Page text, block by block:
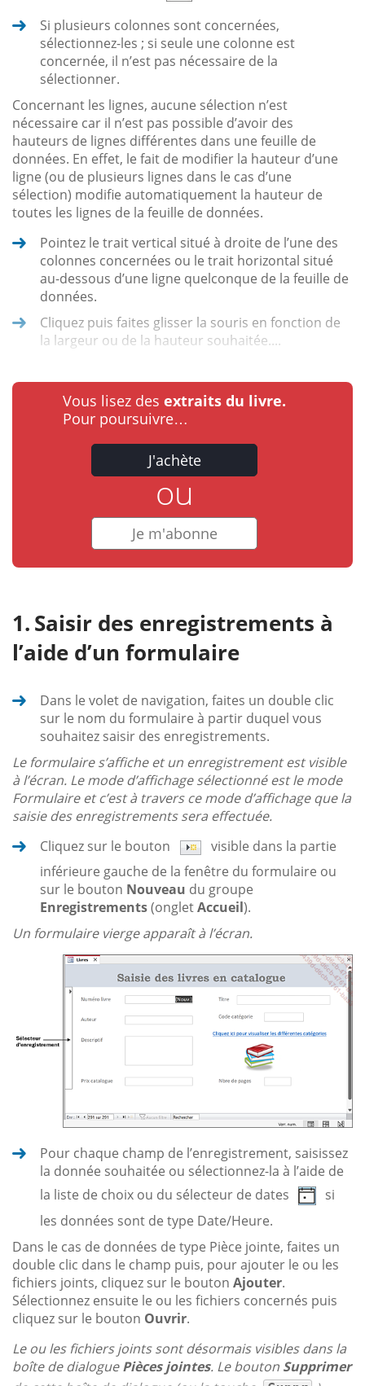
Si plusieurs colonnes sont concernées,
sélectionnez-les ; si seule une colonne est
concernée, il n’est pas nécessaire de la
sélectionner.
Concernant les lignes, aucune sélection n’est
nécessaire car il n’est pas possible d’avoir des
hauteurs de lignes différentes dans une feuille de
données. En effet, le fait de modifier la hauteur d’une
ligne (ou de plusieurs lignes dans le cas d’une
sélection) modifie automatiquement la hauteur de
toutes les lignes de la feuille de données.
Pointez le trait vertical situé à droite de l’une des
colonnes concernées ou le trait horizontal situé
au-dessous d’une ligne quelconque de la feuille de
données.
Cliquez puis faites glisser la souris en fonction de
la largeur ou de la hauteur souhaitée....
Vous lisez des extraits du livre.
Pour poursuivre…
J'achète
ou
Je m'abonne
Saisir des enregistrements à
l’aide d’un formulaire
Dans le volet de navigation, faites un double clic
sur le nom du formulaire à partir duquel vous
souhaitez saisir des enregistrements.
Le formulaire s’affiche et un enregistrement est visible
à l’écran. Le mode d’affichage sélectionné est le mode
Formulaire et c’est à travers ce mode d’affichage que la
saisie des enregistrements sera effectuée.
Cliquez sur le bouton
visible dans la partie
inférieure gauche de la fenêtre du formulaire ou
sur le bouton Nouveau du groupe
Enregistrements(ongletAccueil).
Un formulaire vierge apparaît à l’écran.
Pour chaque champ de l’enregistrement, saisissez
la donnée souhaitée ou sélectionnez-la à l’aide de
la liste de choix ou du sélecteur de dates
si
les données sont de type Date/Heure.
Dans le cas de données de type Pièce jointe, faites un
double clic dans le champ puis, pour ajouter le ou les
fichiers joints, cliquez sur le bouton Ajouter.
Sélectionnez ensuite le ou les fichiers concernés puis
cliquez sur le bouton Ouvrir.
Le ou les fichiers joints sont désormais visibles dans la
boîte de dialoguePièces jointes. Le bouton Supprimer